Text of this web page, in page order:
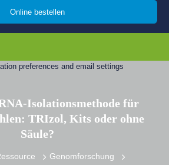
Online bestellen
Isolationsmethode für
TRIzol, Kits oder ohne
Säule?
Genomforschung